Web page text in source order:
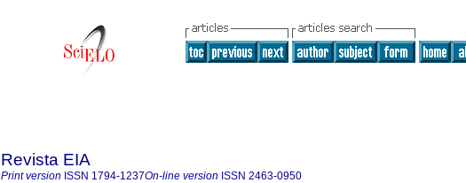
Revista EIA
Print version ISSN 1794-1237On-line version ISSN 2463-0950